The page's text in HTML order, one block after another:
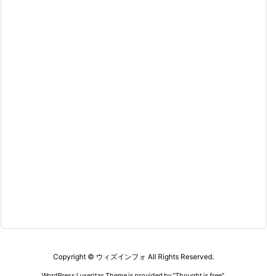
Copyright © ウィズインフォ All Rights Reserved.